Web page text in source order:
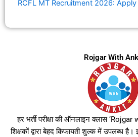
RCFL MT Recruitment 2026:
Rojgar With
हर भर्ती परीक्षा की ऑनलाइन क्लास
शिक्षकों द्वारा बेहद किफायती शुल्क में उपलब्ध